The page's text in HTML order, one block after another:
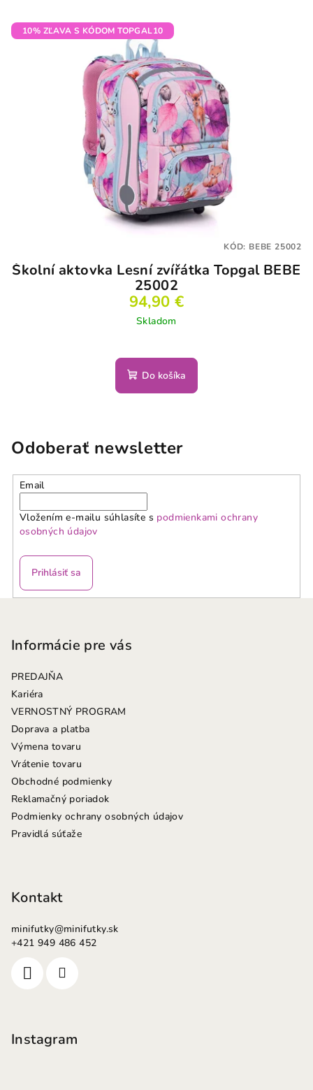
10% ZĽAVA S KÓDOM TOPGAL10
Školní aktovka Lesní zvířátka Topgal BEBE
25002
94,90 €
Skladom
Do košíka
KÓD: BEBE 25002
Odoberať newsletter
Email
Vložením e-mailu súhlasíte s podmienkami ochrany
osobných údajov
Prihlásiť sa
Informácie pre vás
PREDAJŇA
Kariéra
VERNOSTNÝ PROGRAM
Doprava a platba
Výmena tovaru
Vrátenie tovaru
Obchodné podmienky
Reklamačný poriadok
Podmienky ochrany osobných údajov
Pravidlá súťaže
Kontakt
minifutky@minifutky.sk
+421 949 486 452
Instagram